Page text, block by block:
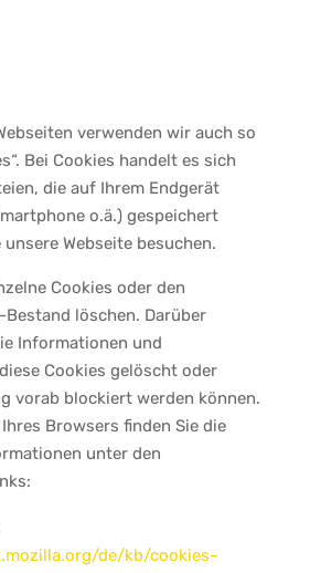
verwenden wir auch so
Bei Cookies handelt es sich
die auf Ihrem Endgerät
o.ä.) gespeichert
Webseite besuchen.
Cookies oder den
löschen. Darüber
Informationen und
Cookies gelöscht oder
vorab blockiert werden können.
Browsers finden Sie die
unter den
de/kb/cookies-